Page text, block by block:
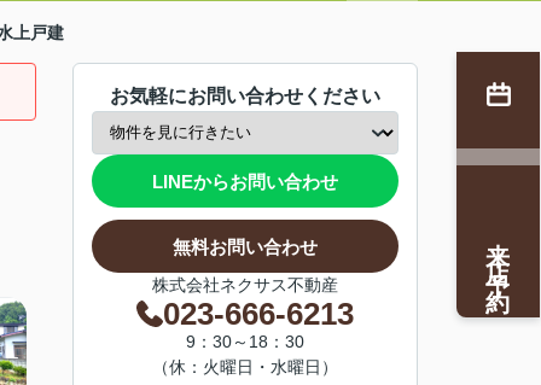
上戸建
お気軽にお問い合わせください
LINEからお問い合わせ
無料お問い合わせ
株式会社ネクサス不動産
023-666-6213
9：30～18：30
（休：火曜日・水曜日）
来店予約